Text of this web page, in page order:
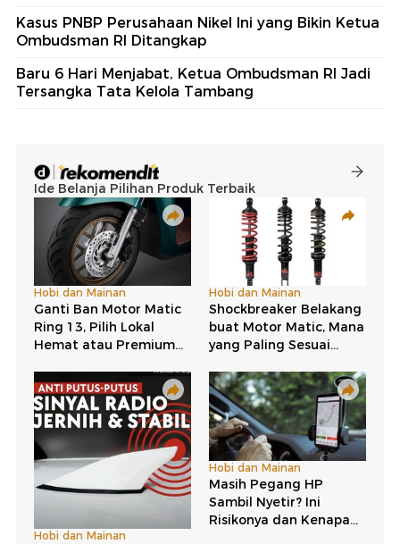
Kasus PNBP Perusahaan Nikel Ini yang Bikin Ketua
Ombudsman RI Ditangkap
Baru 6 Hari Menjabat, Ketua Ombudsman RI Jadi
Tersangka Tata Kelola Tambang